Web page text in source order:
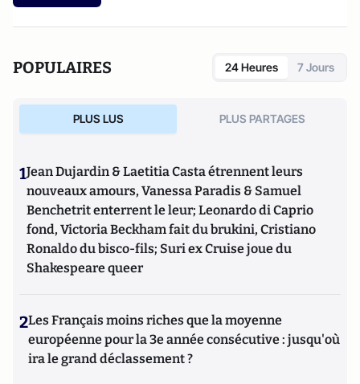
POPULAIRES 24 Heures 7 Jours
PLUS LUS PLUS PARTAGES
1Jean Dujardin & Laetitia Casta étrennent leurs
nouveaux amours, Vanessa Paradis & Samuel
Benchetrit enterrent le leur; Leonardo di Caprio
fond, Victoria Beckham fait du brukini, Cristiano
Ronaldo du bisco-fils; Suri ex Cruise joue du
Shakespeare queer
2Les Français moins riches que la moyenne
européenne pour la 3e année consécutive : jusqu'où
ira le grand déclassement ?